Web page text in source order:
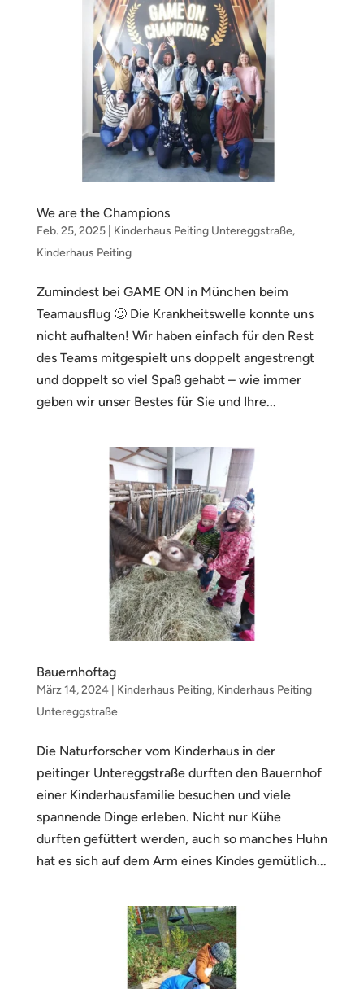
We are the Champions
Feb. 25, 2025| Kinderhaus Peiting Untereggstraße,
Kinderhaus Peiting
Zumindest bei GAME ON in München beim
Teamausflug 🙂 Die Krankheitswelle konnte uns
nicht aufhalten! Wir haben einfach für den Rest
des Teams mitgespielt uns doppelt angestrengt
und doppelt so viel Spaß gehabt – wie immer
geben wir unser Bestes für Sie und Ihre...
Bauernhoftag
März 14, 2024| Kinderhaus Peiting, Kinderhaus Peiting
Untereggstraße
Die Naturforscher vom Kinderhaus in der
peitinger Untereggstraße durften den Bauernhof
einer Kinderhausfamilie besuchen und viele
spannende Dinge erleben. Nicht nur Kühe
durften gefüttert werden, auch so manches Huhn
hat es sich auf dem Arm eines Kindes gemütlich...